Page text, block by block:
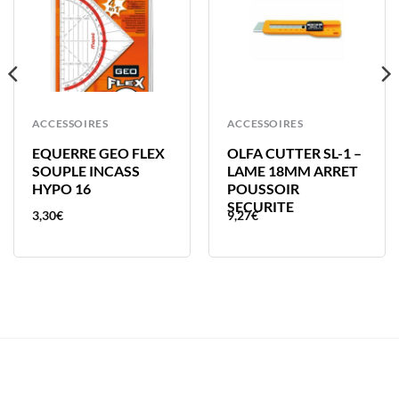
ACCESSOIRES
EQUERRE GEO FLEX
SOUPLE INCASS
HYPO 16
3,30€
ACCESSOIRES
OLFA CUTTER SL-1 –
LAME 18MM ARRET
POUSSOIR
SECURITE
9,27€